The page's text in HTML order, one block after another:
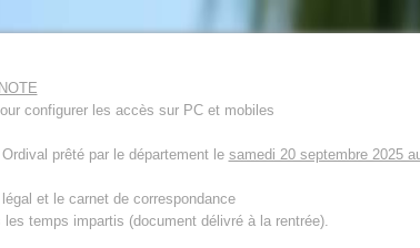
configurer les accès sur PC et mobiles
prêté par le département le samedi 20 septembre 2025
et le carnet de correspondance
temps impartis (document délivré à la rentrée).